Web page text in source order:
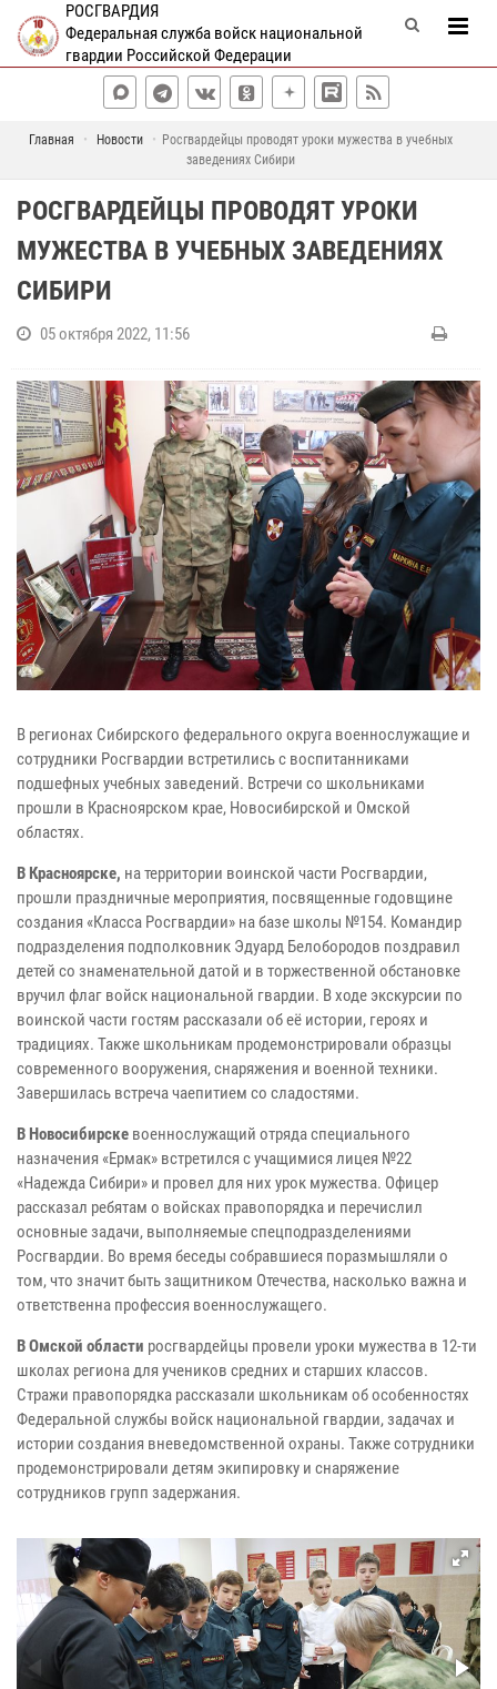
РОСГВАРДИЯ
Федеральная служба войск национальной
гвардии Российской Федерации
Главная Новости
Росгвардейцы проводят уроки мужества в учебных
заведениях Сибири
РОСГВАРДЕЙЦЫ ПРОВОДЯТ УРОКИ
МУЖЕСТВА В УЧЕБНЫХ ЗАВЕДЕНИЯХ
СИБИРИ
05 октября 2022, 11:56
В регионах Сибирского федерального округа военнослужащие и
сотрудники Росгвардии встретились с воспитанниками
подшефных учебных заведений. Встречи со школьниками
прошли в Красноярском крае, Новосибирской и Омской
областях.
В Красноярске, на территории воинской части Росгвардии,
прошли праздничные мероприятия, посвященные годовщине
создания «Класса Росгвардии» на базе школы №154. Командир
подразделения подполковник Эдуард Белобородов поздравил
детей со знаменательной датой и в торжественной обстановке
вручил флаг войск национальной гвардии. В ходе экскурсии по
воинской части гостям рассказали об её истории, героях и
традициях. Также школьникам продемонстрировали образцы
современного вооружения, снаряжения и военной техники.
Завершилась встреча чаепитием со сладостями.
В Новосибирске военнослужащий отряда специального
назначения «Ермак» встретился с учащимися лицея №22
«Надежда Сибири» и провел для них урок мужества. Офицер
рассказал ребятам о войсках правопорядка и перечислил
основные задачи, выполняемые спецподразделениями
Росгвардии. Во время беседы собравшиеся поразмышляли о
том, что значит быть защитником Отечества, насколько важна и
ответственна профессия военнослужащего.
В Омской области росгвардейцы провели уроки мужества в 12-ти
школах региона для учеников средних и старших классов.
Стражи правопорядка рассказали школьникам об особенностях
Федеральной службы войск национальной гвардии, задачах и
истории создания вневедомственной охраны. Также сотрудники
продемонстрировали детям экипировку и снаряжение
сотрудников групп задержания.